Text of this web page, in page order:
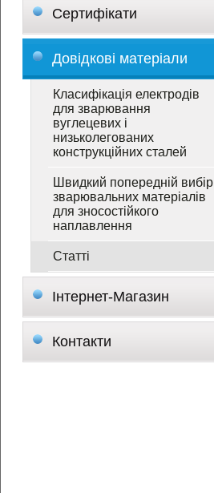
Сертифікати
Довідкові матеріали
Класифікація електродів
для зварювання
вуглецевих і
низьколегованих
конструкційних сталей
Швидкий попередній вибір
зварювальних матеріалів
для зносостійкого
наплавлення
Статті
Інтернет-Магазин
Контакти